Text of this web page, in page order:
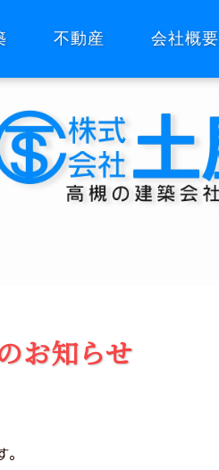
不動産 会社概要
お知らせ